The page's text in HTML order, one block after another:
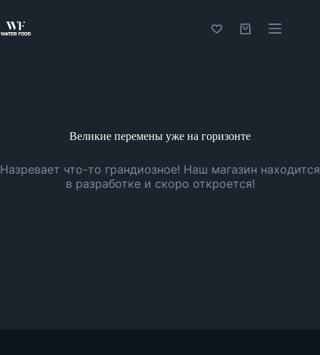
сути
Корзина
Великие перемены уже на горизонте
Назревает что-то грандиозное! Наш магазин находится
в разработке и скоро откроется!